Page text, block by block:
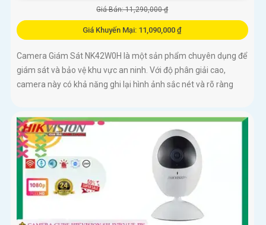
Giá Bán: 11,290,000 ₫
Giá Khuyến Mại: 11,090,000 ₫
Camera Giám Sát NK42W0H là một sản phẩm chuyên dụng để
giám sát và bảo vệ khu vực an ninh. Với độ phân giải cao,
camera này có khả năng ghi lại hình ảnh sắc nét và rõ ràng